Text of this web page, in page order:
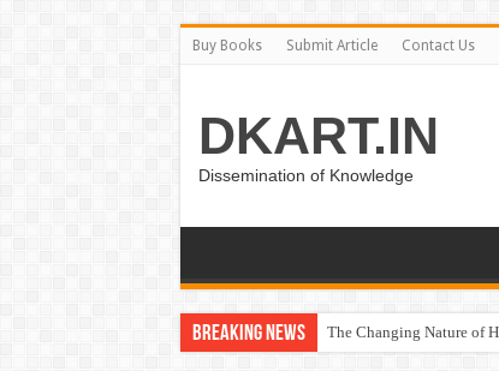
Buy Books Submit Article Contact Us
DKART.IN
Dissemination of Knowledge
Breaking News The Changing Nature of